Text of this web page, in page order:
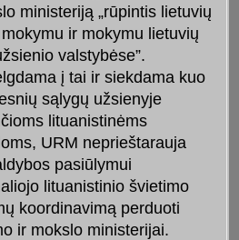
ministeriją „rūpintis lietuvių
ir mokymu lietuvių
valstybėse”.
į tai ir siekdama kuo
sąlygų užsienyje
lituanistinėms
URM neprieštarauja
pasiūlymui
lituanistinio švietimo
koordinavimą perduoti
ir mokslo ministerijai.